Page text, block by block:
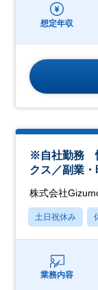
想定年収
※自社勤務
クス／副業・
株式会社
土日祝休み
業務内容